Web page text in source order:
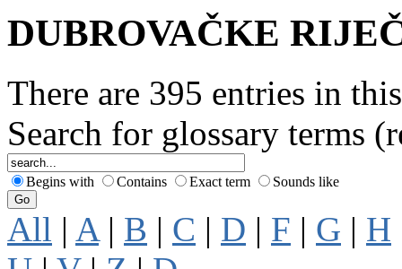
DUBROVAČKE
There are 395 entries in
Search for glossary terms
Begins with Contains Exact term Sounds like
All | A| B | C | D | F | G | H